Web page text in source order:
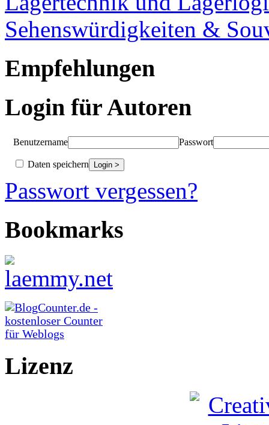
Sehenswürdigkeiten &
Empfehlungen
Login für Autoren
Benutzername Passwort
Daten speichern
Passwort vergessen?
Bookmarks
Lizenz